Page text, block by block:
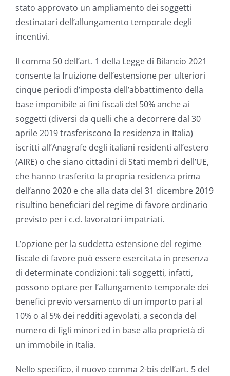
stato approvato un ampliamento dei soggetti
destinatari dell’allungamento temporale degli
incentivi.
Il comma 50 dell’art. 1 della Legge di Bilancio 2021
consente la fruizione dell’estensione per ulteriori
cinque periodi d’imposta dell’abbattimento della
base imponibile ai fini fiscali del 50% anche ai
soggetti (diversi da quelli che a decorrere dal 30
aprile 2019 trasferiscono la residenza in Italia)
iscritti all’Anagrafe degli italiani residenti all’estero
(AIRE) o che siano cittadini di Stati membri dell’UE,
che hanno trasferito la propria residenza prima
dell’anno 2020 e che alla data del 31 dicembre 2019
risultino beneficiari del regime di favore ordinario
previsto per i c.d. lavoratori impatriati.
L’opzione per la suddetta estensione del regime
fiscale di favore può essere esercitata in presenza
di determinate condizioni: tali soggetti, infatti,
possono optare per l’allungamento temporale dei
benefici previo versamento di un importo pari al
10% o al 5% dei redditi agevolati, a seconda del
numero di figli minori ed in base alla proprietà di
un immobile in Italia.
Nello specifico, il nuovo comma 2-bis dell’art. 5 del